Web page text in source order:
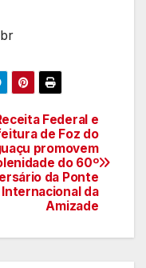
Federal e
de Foz do
promovem
do 60º
da Ponte
Internacional da
Amizade